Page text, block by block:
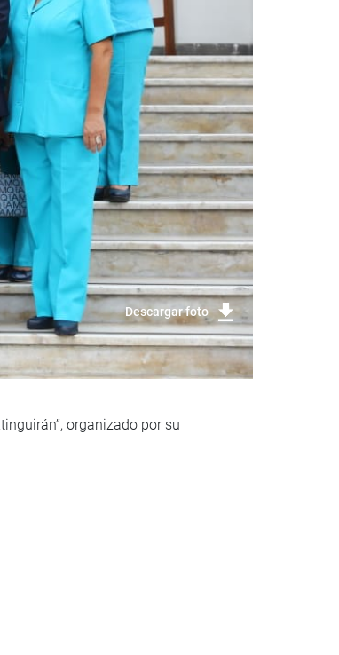
Descargar foto
organizado por su